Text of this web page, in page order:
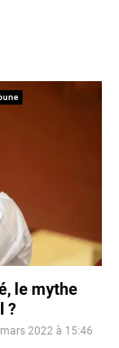
le mythe
?
2022 à 15:46